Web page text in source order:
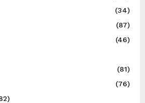
(34)
(87)
(46)
(81)
(76)